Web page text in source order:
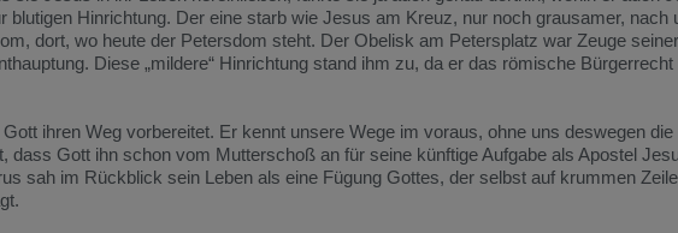
blutigen Hinrichtung. Der eine starb wie Jesus am Kreuz, nur noch grausamer, nach
dort, wo heute der Petersdom steht. Der Obelisk am Petersplatz war Zeuge
Diese „mildere“ Hinrichtung stand ihm zu, da er das römische
ihren Weg vorbereitet. Er kennt unsere Wege im voraus, ohne uns deswegen
dass Gott ihn schon vom Mutterschoß an für seine künftige Aufgabe als Apostel
sah im Rückblick sein Leben als eine Fügung Gottes, der selbst auf krummen